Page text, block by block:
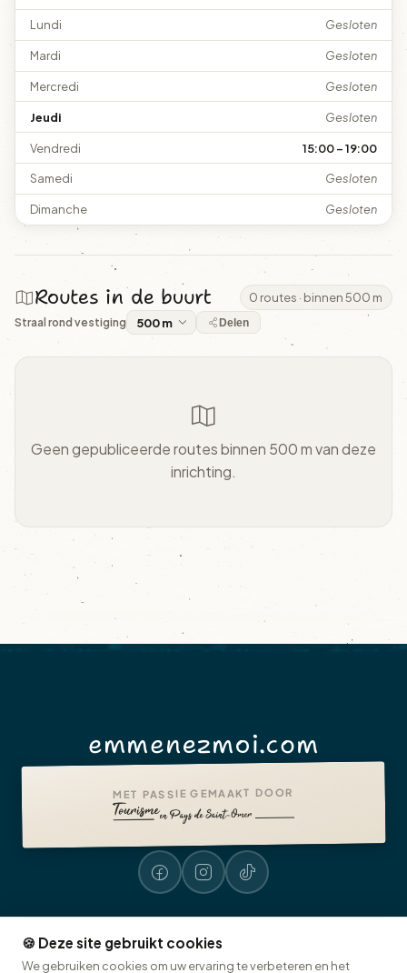
Lundi Gesloten
Mardi Gesloten
Mercredi Gesloten
Jeudi Gesloten
Vendredi 15:00 – 19:00
Samedi Gesloten
Dimanche Gesloten
Routes in de buurt 0 routes · binnen 500 m
Straal rond vestiging Delen
Geen gepubliceerde routes binnen 500 m van deze
inrichting.
emmenezmoi.com
MET PASSIE GEMAAKT DOOR
Wettelijke vermeldingen
© 2026 emmenezmoi.com VVV Pays de Saint-Omer🍪 Cookies
🍪 Deze site gebruikt cookies
We gebruiken cookies om uw ervaring te verbeteren en het